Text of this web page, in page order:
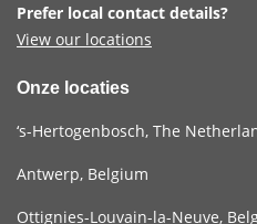
Prefer local contact details?
View our locations
Onze locaties
‘s-Hertogenbosch, The
Antwerp, Belgium
Ottignies-Louvain-la-Neuve,